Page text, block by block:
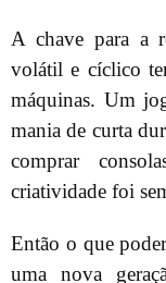
A chave para a
volátil e cíclico
máquinas. Um
mania de curta
comprar
criatividade foi
Então o que
uma nova